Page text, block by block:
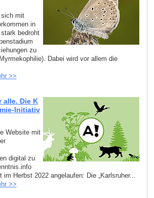
sich mit
in
bedroht
zu
Dabei wird vor allem die
>>
alle. Die K
Initiativ
Website mit
digital zu
Herbst 2022 angelaufen: Die „Karlsruher...
>>